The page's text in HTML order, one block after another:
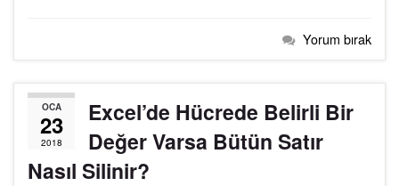
Yorum bırak
OCA
23
2018
Excel’de Hücrede Belirli Bir
Değer Varsa Bütün Satır
Nasıl Silinir?